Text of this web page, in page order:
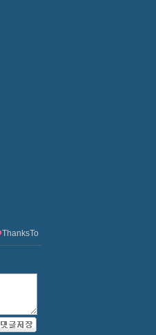
ThanksTo